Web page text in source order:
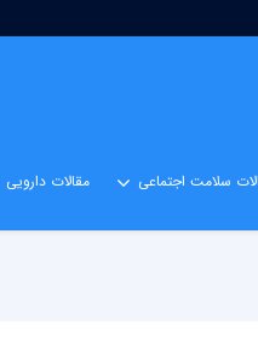
سلامت اجتماعی مقالات دارویی